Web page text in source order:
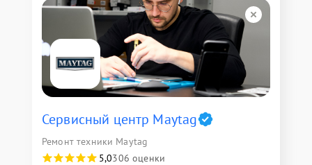
Сервисный центр Maytag
Ремонт техники Maytag
5,0306 оценки